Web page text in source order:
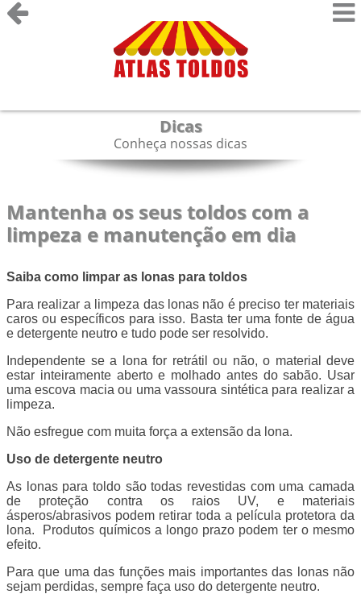
Dicas
Conheça nossas dicas
Mantenha os seus toldos com a
limpeza e manutenção em dia
Saiba como limpar as lonas para toldos
Para realizar a limpeza das lonas não é preciso ter materiais
caros ou específicos para isso. Basta ter uma fonte de água
e detergente neutro e tudo pode ser resolvido.
Independente se a lona for retrátil ou não, o material deve
estar inteiramente aberto e molhado antes do sabão. Usar
uma escova macia ou uma vassoura sintética para realizar a
limpeza.
Não esfregue com muita força a extensão da lona.
Uso de detergente neutro
As lonas para toldo são todas revestidas com uma camada
de proteção contra os raios UV, e materiais
ásperos/abrasivos podem retirar toda a película protetora da
lona. Produtos químicos a longo prazo podem ter o mesmo
efeito.
Para que uma das funções mais importantes das lonas não
sejam perdidas, sempre faça uso do detergente neutro.